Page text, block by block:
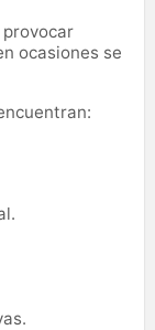
ocasiones se